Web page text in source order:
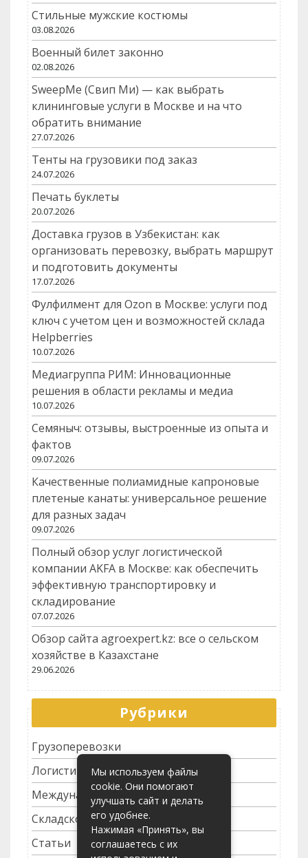
Стильные мужские костюмы
03.08.2026
Военный билет законно
02.08.2026
SweepMe (Свип Ми) — как выбрать
клининговые услуги в Москве и на что
обратить внимание
27.07.2026
Тенты на грузовики под заказ
24.07.2026
Печать буклеты
20.07.2026
Доставка грузов в Узбекистан: как
организовать перевозку, выбрать маршрут
и подготовить документы
17.07.2026
Фулфилмент для Ozon в Москве: услуги под
ключ с учетом цен и возможностей склада
Helpberries
10.07.2026
Медиагруппа РИМ: Инновационные
решения в области рекламы и медиа
10.07.2026
Семяныч: отзывы, выстроенные из опыта и
фактов
09.07.2026
Качественные полиамидные капроновые
плетеные канаты: универсальное решение
для разных задач
09.07.2026
Полный обзор услуг логистической
компании AKFA в Москве: как обеспечить
эффективную транспортировку и
складирование
07.07.2026
Обзор сайта agroexpert.kz: все о сельском
хозяйстве в Казахстане
29.06.2026
Рубрики
Грузоперевозки
Логистика
Международные перевозки
Складское хозяйство
Статьи
Мы используем файлы
cookie. Они помогают
улучшать сайт и делать
его удобнее.
Нажимая «Принять», вы
соглашаетесь с их